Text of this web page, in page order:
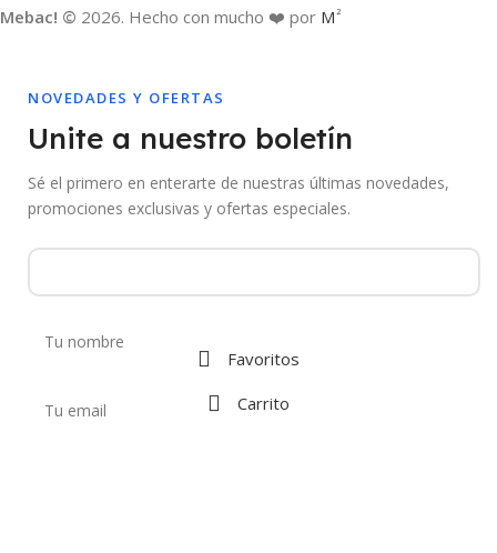
Mebac! © 2026. Hecho con mucho ❤️ por M 2
NOVEDADES Y OFERTAS
Unite a nuestro boletín
Sé el primero en enterarte de nuestras últimas novedades,
promociones exclusivas y ofertas especiales.
Favoritos
Carrito